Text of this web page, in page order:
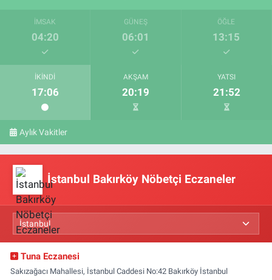
İMSAK
04:20
GÜNEŞ
06:01
ÖĞLE
13:15
İKINDI
17:06
AKŞAM
20:19
YATSI
21:52
Aylık Vakitler
İstanbul Bakırköy Nöbetçi Eczaneler
Tuna Eczanesi
Sakızağacı Mahallesi, İstanbul Caddesi No:42 Bakırköy İstanbul